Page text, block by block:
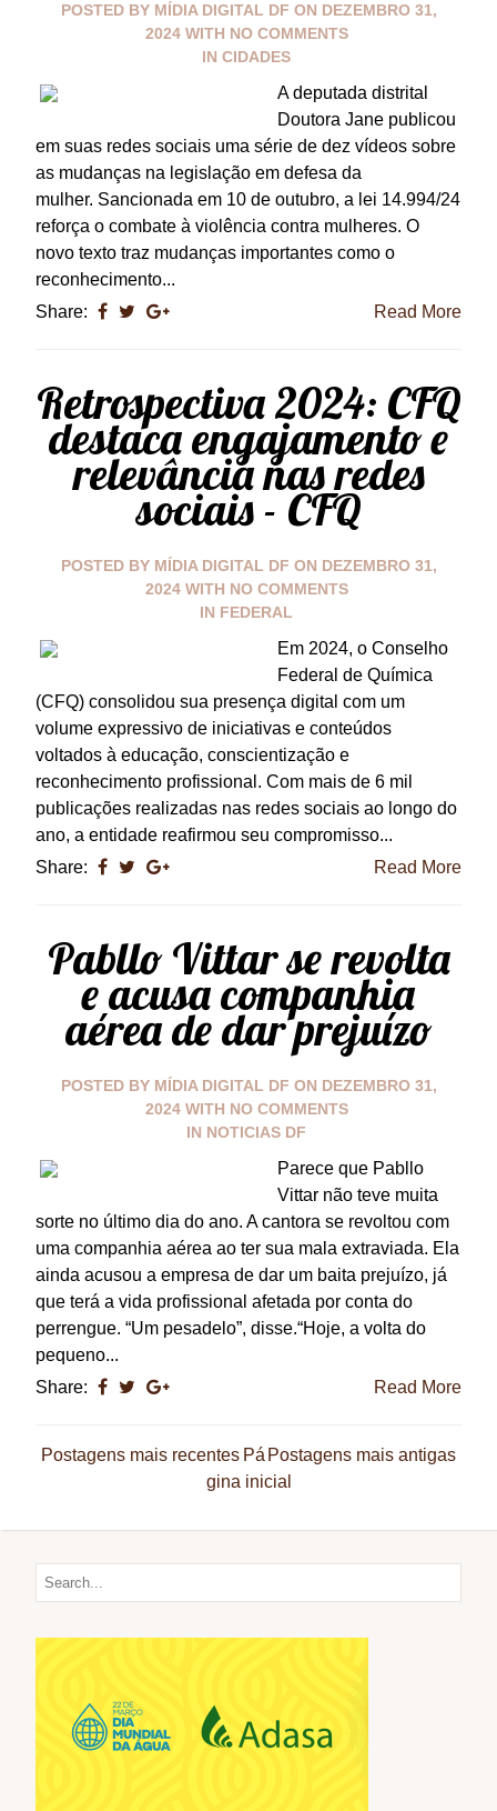
POSTED BY MÍDIA DIGITAL DF ON DEZEMBRO 31,
2024WITH NO COMMENTS
IN CIDADES
A deputada distrital
Doutora Jane publicou
em suas redes sociais uma série de dez vídeos sobre
as mudanças na legislação em defesa da
mulher. Sancionada em 10 de outubro, a lei 14.994/24
reforça o combate à violência contra mulheres. O
novo texto traz mudanças importantes como o
reconhecimento...
Share:
Read More
Retrospectiva 2024: CFQ
destaca engajamento e
relevância nas redes
sociais - CFQ
POSTED BY MÍDIA DIGITAL DF ON DEZEMBRO 31,
2024WITH NO COMMENTS
IN FEDERAL
Em 2024, o Conselho
Federal de Química
(CFQ) consolidou sua presença digital com um
volume expressivo de iniciativas e conteúdos
voltados à educação, conscientização e
reconhecimento profissional. Com mais de 6 mil
publicações realizadas nas redes sociais ao longo do
ano, a entidade reafirmou seu compromisso...
Share:
Read More
Pabllo Vittar se revolta
e acusa companhia
aérea de dar prejuízo
POSTED BY MÍDIA DIGITAL DF ON DEZEMBRO 31,
2024WITH NO COMMENTS
IN NOTICIAS DF
Parece que Pabllo
Vittar não teve muita
sorte no último dia do ano. A cantora se revoltou com
uma companhia aérea ao ter sua mala extraviada. Ela
ainda acusou a empresa de dar um baita prejuízo, já
que terá a vida profissional afetada por conta do
perrengue. “Um pesadelo”, disse.“Hoje, a volta do
pequeno...
Share:
Read More
Postagens mais recentes Postagens mais antigas
Pá
gina inicial